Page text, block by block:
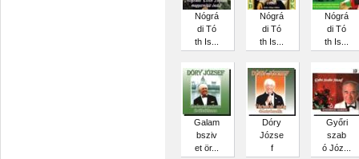
Nógrá
di Tó
th Is...
Nógrá
di Tó
th Is...
Nógrá
di Tó
th Is...
Galam
bsziv
et ör...
Dóry
Józse
f
Győri
szab
ó Józ...